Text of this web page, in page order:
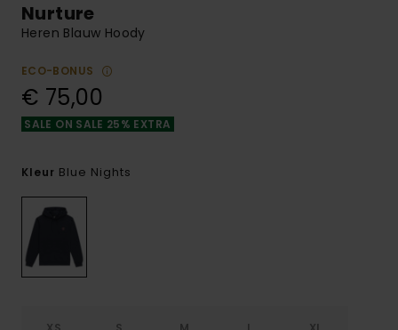
Nurture
Heren Blauw Hoody
ECO-BONUS
€ 75,00
SALE ON SALE 25% EXTRA
Kleur Blue Nights